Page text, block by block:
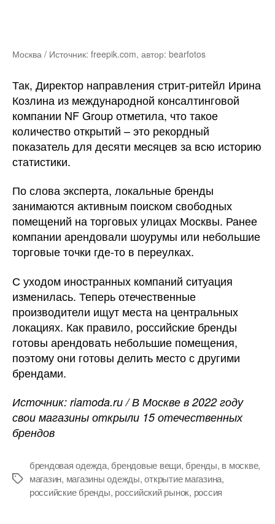
Москва / Источник: freepik.com, автор: bearfotos
Так, Директор направления стрит-ритейл Ирина
Козлина из международной консалтинговой
компании NF Group отметила, что такое
количество открытий – это рекордный
показатель для десяти месяцев за всю историю
статистики.
По слова эксперта, локальные бренды
занимаются активным поиском свободных
помещений на торговых улицах Москвы. Ранее
компании арендовали шоурумы или небольшие
торговые точки где-то в переулках.
С уходом иностранных компаний ситуация
изменилась. Теперь отечественные
производители ищут места на центральных
локациях. Как правило, российские бренды
готовы арендовать небольшие помещения,
поэтому они готовы делить место с другими
брендами.
Источник: riamoda.ru / В Москве в 2022 году
свои магазины открыли 15 отечественных
брендов
Метки
брендовая одежда, брендовые вещи, бренды, в москве,
магазин, магазины одежды,открытие магазина,
российские бренды, российский рынок, россия